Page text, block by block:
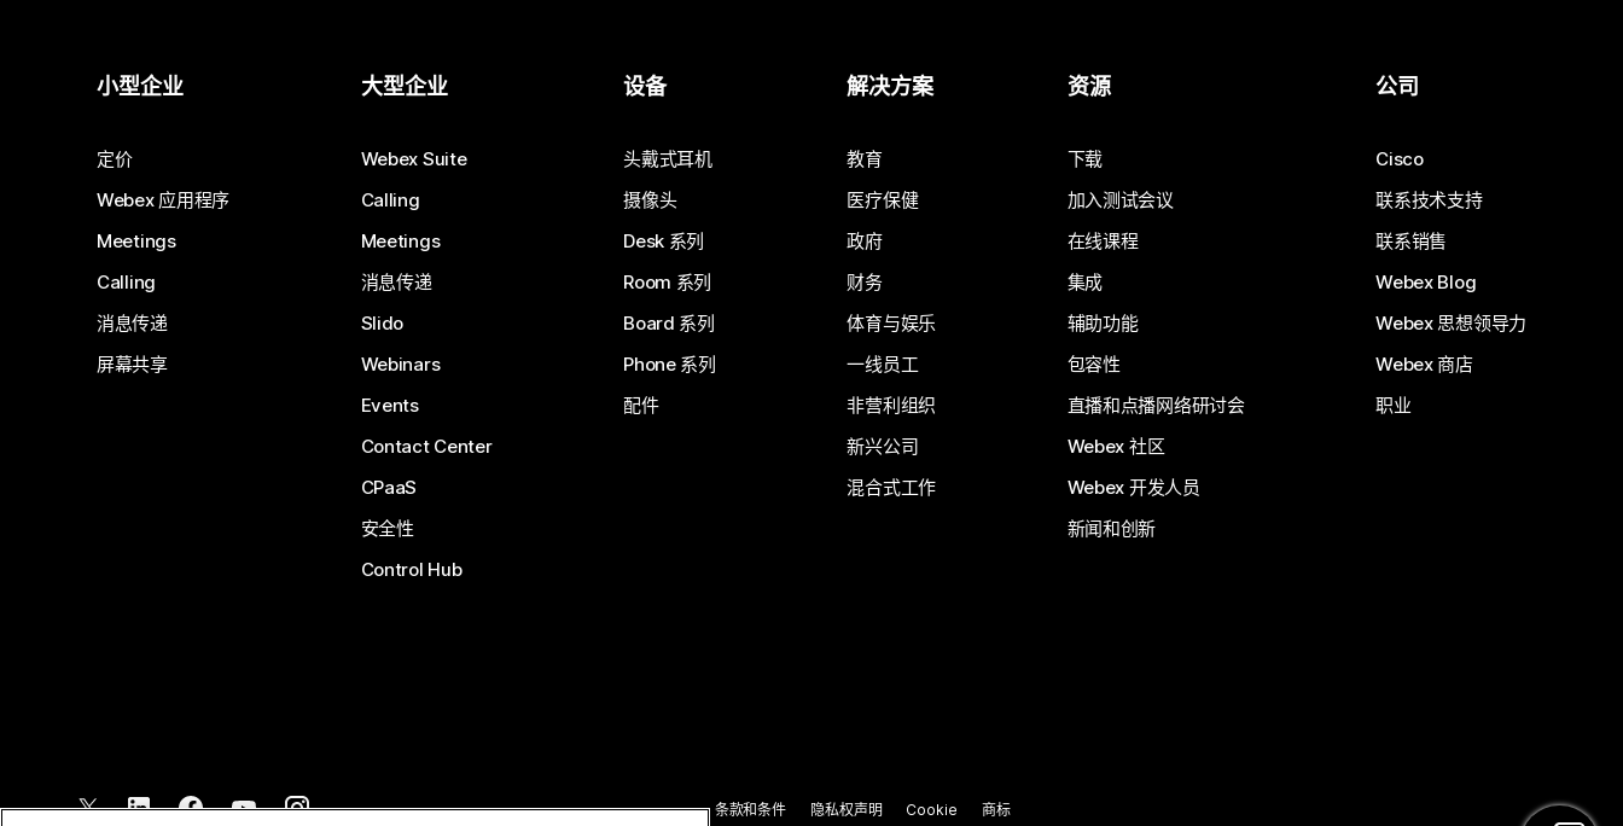
小型企业
定价
Webex 应用程序
Meetings
Calling
消息传递
屏幕共享
大型企业
Webex Suite
Calling
Meetings
消息传递
Slido
Webinars
Events
Contact Center
CPaaS
安全性
Control Hub
设备
头戴式耳机
摄像头
Desk 系列
Room 系列
Board 系列
Phone 系列
配件
解决方案
教育
医疗保健
政府
财务
体育与娱乐
一线员工
非营利组织
新兴公司
混合式工作
资源
下载
加入测试会议
在线课程
集成
辅助功能
包容性
直播和点播网络研讨会
Webex 社区
Webex 开发人员
新闻和创新
公司
Cisco
联系技术支持
联系销售
Webex Blog
Webex 思想领导力
Webex 商店
职业
条款和条件 隐私权声明 Cookie 商标